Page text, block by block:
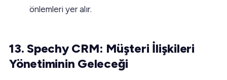
önlemleri yer alır.
13. Spechy CRM: Müşteri İlişkileri
Yönetiminin Geleceği